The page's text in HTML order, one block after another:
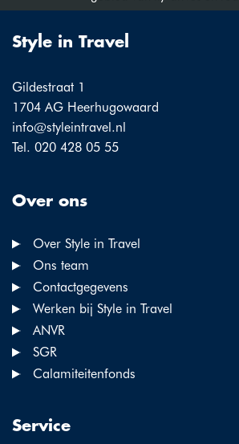
Style in Travel
Gildestraat 1
1704 AG Heerhugowaard
info@styleintravel.nl
Tel. 020 428 05 55
Over ons
Over Style in Travel
Ons team
Contactgegevens
Werken bij Style in Travel
ANVR
SGR
Calamiteitenfonds
Service